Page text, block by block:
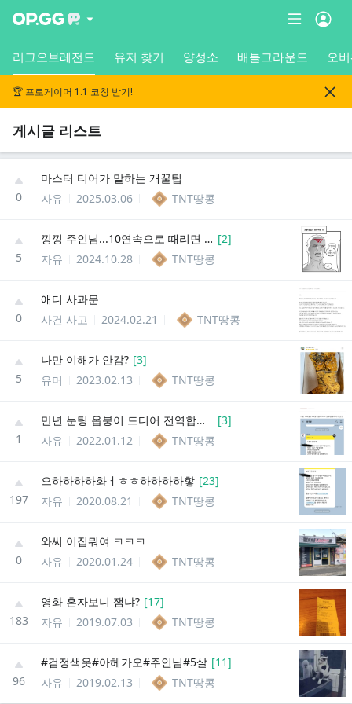
리그오브레전드 유저 찾기 양성소 배틀그라운드 오
🏆 프로게이머 1:1 코칭 받기!
게시글 리스트
0
마스터 티어가 말하는 개꿀팁
자유
2025.03.06 TNT땅콩
5
낑낑 주인님...10연속으로 때리면 아프잖아요.. [2]
자유
2024.10.28 TNT땅콩
0
애디 사과문
사건 사고
2024.02.21 TNT땅콩
5
나만 이해가 안감? [3]
유머
2023.02.13 TNT땅콩
1
만년 눈팅 옵붕이 드디어 전역합니둥!! [3]
자유
2022.01.12 TNT땅콩
197
으하하하하화ㅓㅎㅎ하하하하핳 [23]
자유
2020.08.21 TNT땅콩
0
와씨 이집뭐여 ㅋㅋㅋ
자유
2020.01.24 TNT땅콩
183
영화 혼자보니 잼냐? [17]
자유
2019.07.03 TNT땅콩
96
#검정색옷#아헤가오#주인님#5살 [11]
자유
2019.02.13 TNT땅콩